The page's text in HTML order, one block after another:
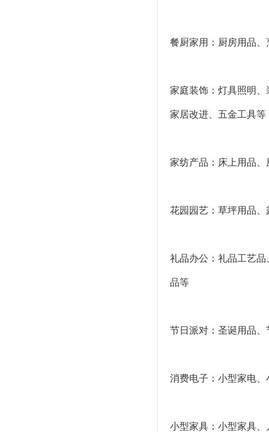
餐厨家用：厨房用品
家庭装饰：灯具照明
家居改进、五金工具等
家纺产品：床上用品
花园园艺：草坪用品
礼品办公：礼品工艺
品等
节日派对：圣诞用品
消费电子：小型家电
小型家具：小型家具